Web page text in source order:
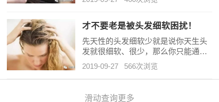
心头发，到了春天这样的情况就会渐
渐好转了。 1
这时你开始慌了，下面为大家介绍女
在头发上打泡沫 扫盲：洗发水一
定要在手心打泡沫 这个误区大了
去了，就像用洗面奶，先在手心揉出
丰富泡沫，才会容易残留，更好地溶
解污垢，洗发水也是一个道理。挤在
发出泡沫，何来
才不要老是被头发细软困扰！
先天性的头发细软少就是说你天生头
发就很细软、很少，那么你只能通过
一些发型、修饰的技巧来改善你的发
质问题，可是大部分头发细软是后天
形成的，随着年龄的增长头发变得很
细很软、发量变少。 头发变细和
2019-09-27 566次浏览
滑动查询更多